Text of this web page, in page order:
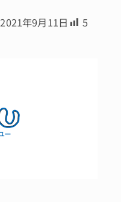
2021年9月11日 5